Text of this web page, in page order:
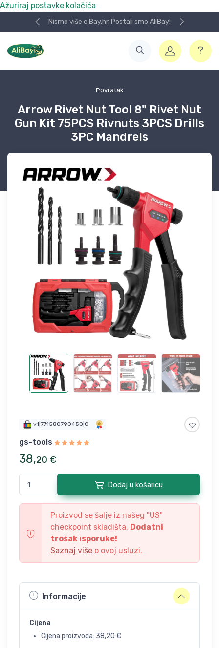
Ažuriraj postavke kolačića
Nismo više e.Bay.hr. Postali smo AliBay!
Povratak
Arrow Rivet Nut Tool 8" Rivet Nut
Gun Kit 75PCS Rivnuts 3PCS Drills
3PC Mandrels
v1|771580790450|0
gs-tools
38,20 €
Dodaj u košaricu
Proizvod se šalje iz našeg "US"
checkpoint skladišta. Dodatni
trošak isporuke!
Saznaj više o ovoj usluzi.
Informacije
Cijena
Cijena proizvoda: 38,20 €